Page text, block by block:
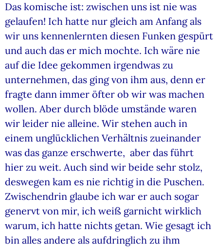
Das komische ist: zwischen uns ist nie was
gelaufen! Ich hatte nur gleich am Anfang als
wir uns kennenlernten diesen Funken gespürt
und auch das er mich mochte. Ich wäre nie
auf die Idee gekommen irgendwas zu
unternehmen, das ging von ihm aus, denn er
fragte dann immer öfter ob wir was machen
wollen. Aber durch blöde umstände waren
wir leider nie alleine. Wir stehen auch in
einem unglücklichen Verhältnis zueinander
was das ganze erschwerte, aber das führt
hier zu weit. Auch sind wir beide sehr stolz,
deswegen kam es nie richtig in die Puschen.
Zwischendrin glaube ich war er auch sogar
genervt von mir, ich weiß garnicht wirklich
warum, ich hatte nichts getan. Wie gesagt ich
bin alles andere als aufdringlich zu ihm